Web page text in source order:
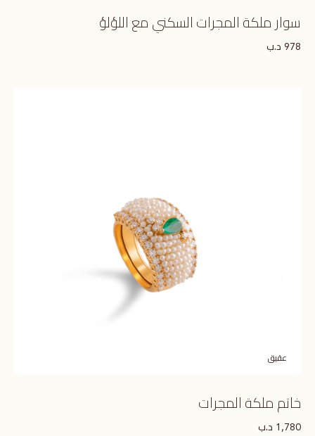
سوار ملكة المجرات السكني مع اللؤلؤ
978 د.ب
عقيق
خاتم ملكة المجرات
1,780 د.ب